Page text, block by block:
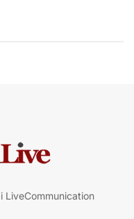
LiveCommunication